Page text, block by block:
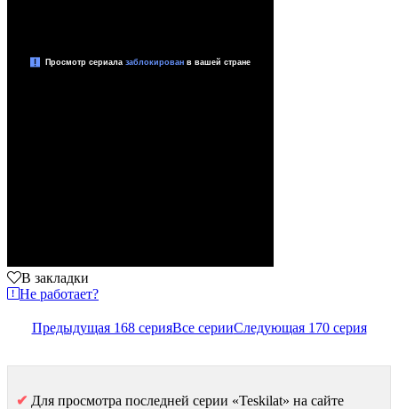
В закладки
Не работает?
Предыдущая 168 серияВсе серииСледующая 170 серия
✔ Для просмотра последней серии «Teskilat» на сайте